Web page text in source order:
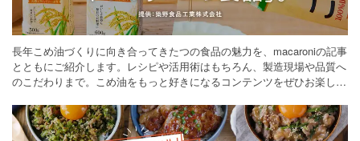
長年こめ油づくりに向き合ってきたつの食品の魅力を、macaroniの記事
とともにご紹介します。レシピや活用術はもちろん、製造現場や品質へ
のこだわりまで。こめ油をもっと好きになるコンテンツをぜひお楽しみ